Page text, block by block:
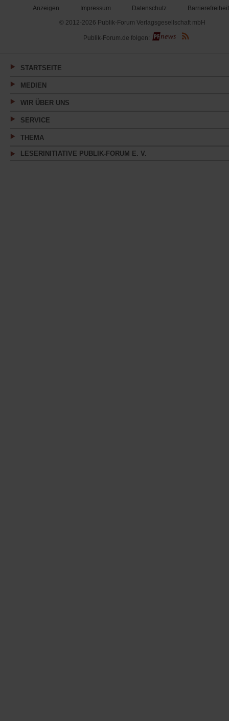
Anzeigen Impressum Datenschutz
Barrierefreiheit
© 2012-2026 Publik-Forum Verlagsgesellschaft mbH
(Öffnet
in
neuen
Publik-Forum.de folgen:
STARTSEITE
MEDIEN
WIR ÜBER UNS
SERVICE
THEMA
LESERINITIATIVE PUBLIK-FORUM E. V.